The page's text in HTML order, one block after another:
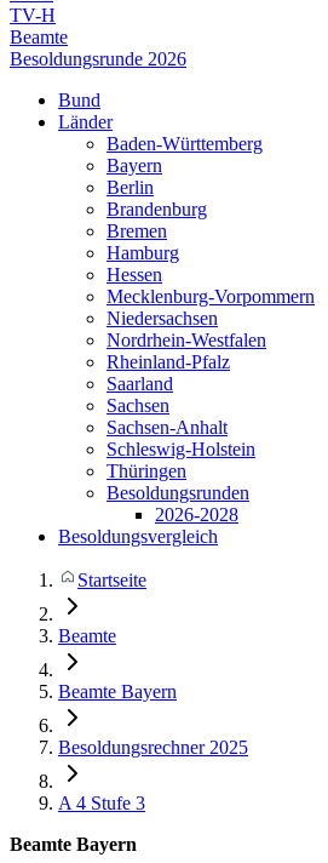
TV-H
Beamte
Besoldungsrunde 2026
Bund
Länder
Baden-Württemberg
Bayern
Berlin
Brandenburg
Bremen
Hamburg
Hessen
Mecklenburg-Vorpommern
Niedersachsen
Nordrhein-Westfalen
Rheinland-Pfalz
Saarland
Sachsen
Sachsen-Anhalt
Schleswig-Holstein
Thüringen
Besoldungsrunden
2026-2028
Besoldungsvergleich
Startseite
Beamte
Beamte Bayern
Besoldungsrechner 2025
A 4 Stufe 3
Beamte Bayern